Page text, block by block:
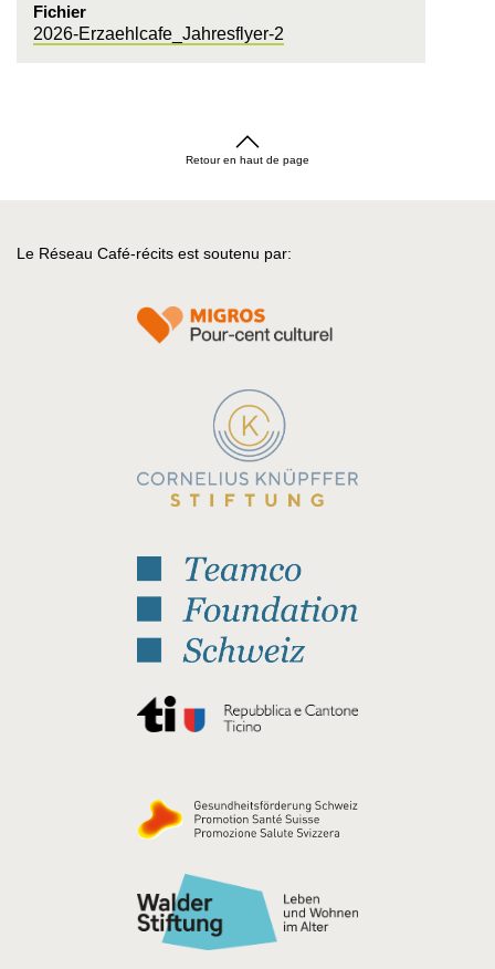
Fichier
2026-Erzaehlcafe_Jahresflyer-2
Retour en haut de page
Le Réseau Café-récits est soutenu par: